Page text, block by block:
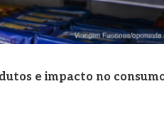
e impacto no